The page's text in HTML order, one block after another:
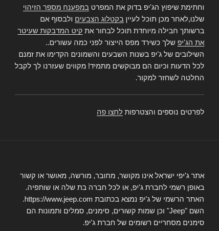
וחתימת שיפוץ הג'יפ בדוק את המפרט במפענח מספר הזיהוי
שלנו,לאחר מכן תוכל לעיין בקטלוג הצבעים ולבסוף אם
ברשותך חבילה מיוחדת תוכל לבחור את קיט המדבקות שעיטר
את הג'יפ שלך כשירד מפס הייצור לפני כמה עשורים..
השילובים של ג'יפ בשנות השבעים והשמונים הקדימו את זמנם
לכל הדעות וכיום הם מבוקשים מתמיד! מקווים שעזרנו לך לקבל
החלטה לשחזר למקור.
לפרטים נוספים והצטרפות לחצו פה
אתר ג'יפי ישראל אינו מקושר, מחובר, מורשה, מאושר או קשור
באופן רשמי לחברת ג'יפ, או לכל חברה בת שלה או שותפיה.
האתר הרשמי של ג'יפ נמצא בכתובת https://www.jeep.com.
השם "Jeep" וכן שמות קשורים, סימנים, סמלים ותמונות הם
סימנים מסחריים רשומים של חברת ג'יפ.